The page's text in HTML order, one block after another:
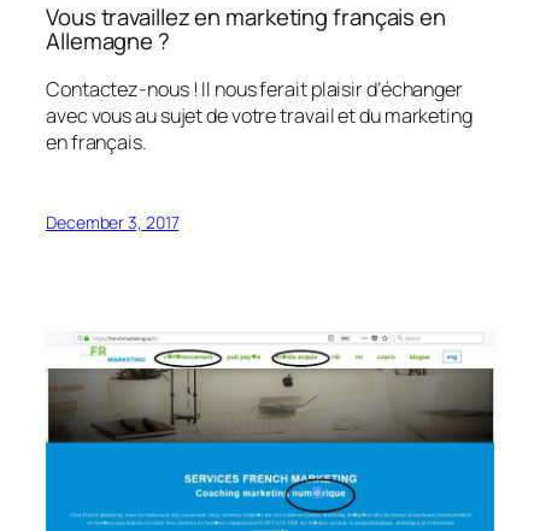
Vous travaillez en marketing français en
Allemagne ?
Contactez-nous ! Il nous ferait plaisir d’échanger
avec vous au sujet de votre travail et du marketing
en français.
December 3, 2017